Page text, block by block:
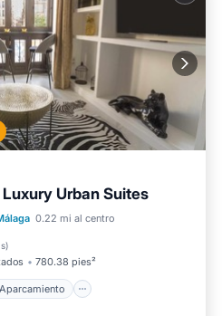
Luxury Urban Suites
0.22 mi al centro
)
780.38 pies²
Aparcamiento
Aparcamiento